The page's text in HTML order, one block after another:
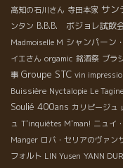
高知の石川さん 寺田本家 サン
ンタン B.B.B. ボジョレ試飲
Madmoiselle M シャンパーン
イエさん orgamic 銘酒祭 ブラ
事 Groupe STC vin
Buissière Nyctalopie Le Tagine
Soulié 400ans カリピージュ
ュ T'inquiètes M'man! ニュイ
Manger ロバ・セリアのヴァン
フォルト LIN Yusen YANN